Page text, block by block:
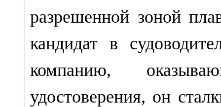
разрешенной зоной
кандидат в
компанию,
удостоверения, он